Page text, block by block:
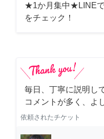
★1か月集中★LINE
をチェック！
毎日、丁寧に説明し
コメントが多く、よ
依頼されたチケット